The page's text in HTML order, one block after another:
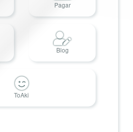
Pagar
Blog
ToAki